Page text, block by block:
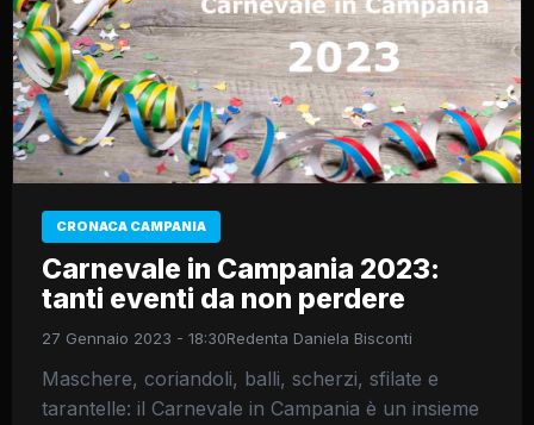
CRONACA CAMPANIA
Carnevale in Campania 2023:
tanti eventi da non perdere
27 Gennaio 2023 - 18:30Redenta Daniela Bisconti
Maschere, coriandoli, balli, scherzi, sfilate e
tarantelle: il Carnevale in Campania è un insieme